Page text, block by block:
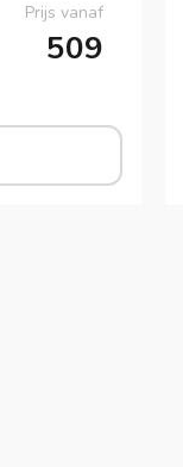
Prijs vanaf
509